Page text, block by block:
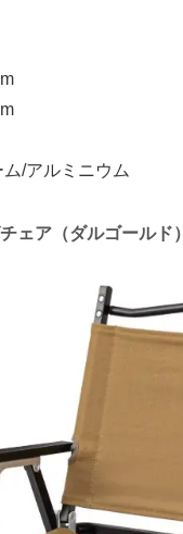
ム/アルミニウム
ェア（ダルゴールド）